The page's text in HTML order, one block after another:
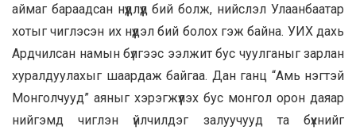
аймаг бараадсан нүүдлүүд бий болж, нийслэл Улаанбаатар
хотыг чиглэсэн их нүүдэл бий болох гэж байна. УИХ дахь
Ардчилсан намын бүлгээс ээлжит бус чуулганыг зарлан
хуралдуулахыг шаардаж байгаа. Дан ганц “Амь нэгтэй
Монголчууд” аяныг хэрэгжүүлэх бус монгол орон даяар
нийгэмд чиглэн үйлчилдэг залуучууд та бүхнийг